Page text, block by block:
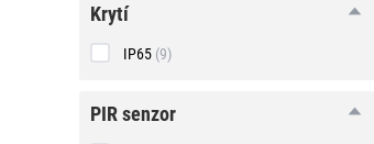
krytíkrytí
IP65 (9)
PIRPIR senzor